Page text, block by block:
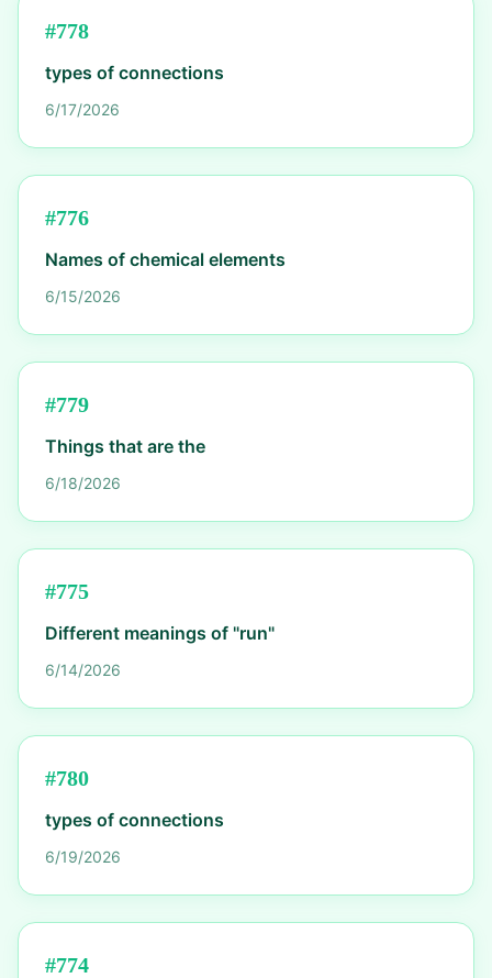
#778
types of connections
6/17/2026
#776
Names of chemical elements
6/15/2026
#779
Things that are the
6/18/2026
#775
Different meanings of "run"
6/14/2026
#780
types of connections
6/19/2026
#774